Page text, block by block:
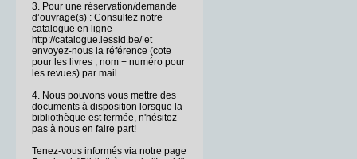
3. Pour une réservation/demande
d’ouvrage(s) : Consultez notre
catalogue en ligne
http://catalogue.iessid.be/ et
envoyez-nous la référence (cote
pour les livres ; nom + numéro pour
les revues) par mail.
4. Nous pouvons vous mettre des
documents à disposition lorsque la
bibliothèque est fermée, n'hésitez
pas à nous en faire part!
Tenez-vous informés via notre page